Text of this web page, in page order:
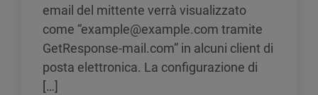
email del mittente verrà visualizzato
come “example@example.com tramite
GetResponse-mail.com” in alcuni client di
posta elettronica. La configurazione di
[…]